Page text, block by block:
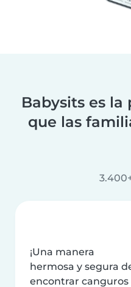
Babysits es
que las
¡Una manera
hermosa y segura
encontrar canguros